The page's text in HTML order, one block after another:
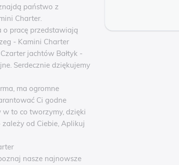
państwo z
Charter.
o pracę przedstawiają
- Kamini Charter
jachtów Bałtyk -
Serdecznie dziękujemy
ma ogromne
Ci godne
to co tworzymy, dzięki
od Ciebie, Aplikuj
nasze najnowsze